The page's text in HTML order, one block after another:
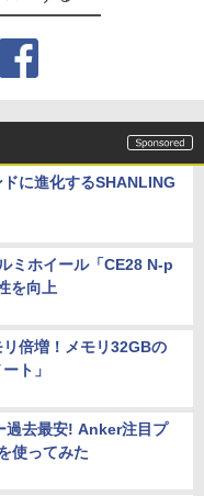
】METAL GEAR SOLI
Vol.2 [ELJM
ルギアソリッド マスタ-
トーヴォ物語 サラブ
3 KTFC-008B【メール
に進化するSHANLING
ミホイール「CE28 N-p
を向上
倍増！メモリ32GBの
ト」
過去最安! Anker注目プ
使ってみた